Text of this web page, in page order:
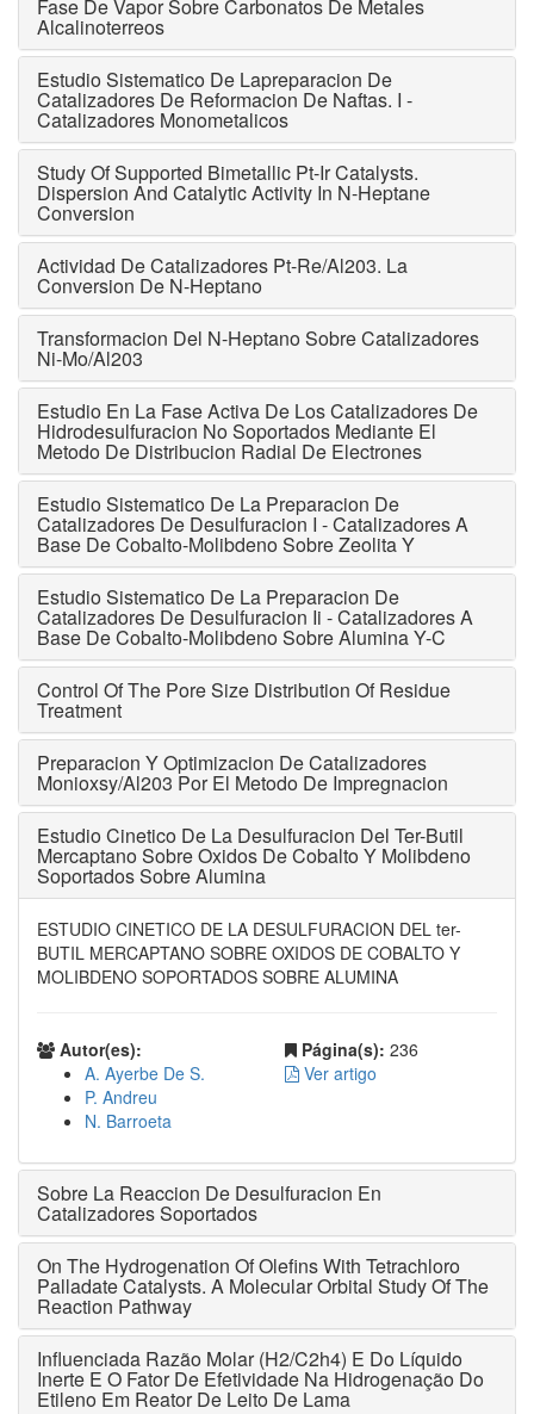
Fase De Vapor Sobre Carbonatos De Metales
Alcalinoterreos
Estudio Sistematico De Lapreparacion De
Catalizadores De Reformacion De Naftas. I -
Catalizadores Monometalicos
Study Of Supported Bimetallic Pt-Ir Catalysts.
Dispersion And Catalytic Activity In N-Heptane
Conversion
Actividad De Catalizadores Pt-Re/Al203. La
Conversion De N-Heptano
Transformacion Del N-Heptano Sobre Catalizadores
Ni-Mo/Al203
Estudio En La Fase Activa De Los Catalizadores De
Hidrodesulfuracion No Soportados Mediante El
Metodo De Distribucion Radial De Electrones
Estudio Sistematico De La Preparacion De
Catalizadores De Desulfuracion I - Catalizadores A
Base De Cobalto-Molibdeno Sobre Zeolita Y
Estudio Sistematico De La Preparacion De
Catalizadores De Desulfuracion Ii - Catalizadores A
Base De Cobalto-Molibdeno Sobre Alumina Y-C
Control Of The Pore Size Distribution Of Residue
Treatment
Preparacion Y Optimizacion De Catalizadores
Monioxsy/Al203 Por El Metodo De Impregnacion
Estudio Cinetico De La Desulfuracion Del Ter-Butil
Mercaptano Sobre Oxidos De Cobalto Y Molibdeno
Soportados Sobre Alumina
ESTUDIO CINETICO DE LA DESULFURACION DEL ter-
BUTIL MERCAPTANO SOBRE OXIDOS DE COBALTO Y
MOLIBDENO SOPORTADOS SOBRE ALUMINA
Autor(es):
A. Ayerbe De S.
P. Andreu
N. Barroeta
Página(s): 236
Ver artigo
Sobre La Reaccion De Desulfuracion En
Catalizadores Soportados
On The Hydrogenation Of Olefins With Tetrachloro
Palladate Catalysts. A Molecular Orbital Study Of The
Reaction Pathway
Influenciada Razão Molar (H2/C2h4) E Do Líquido
Inerte E O Fator De Efetividade Na Hidrogenação Do
Etileno Em Reator De Leito De Lama